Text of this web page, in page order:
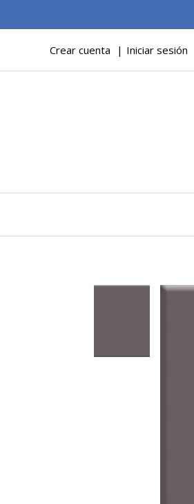
Crear cuenta Iniciar sesión